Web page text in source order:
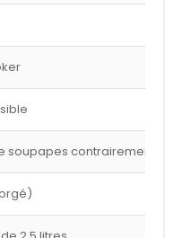
soupapes contrairement à